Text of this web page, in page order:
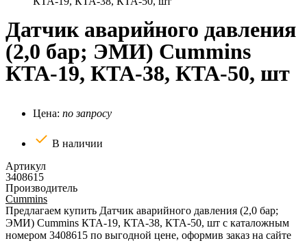
Датчик аварийного давления
(2,0 бар; ЭМИ) Cummins
КТА-19, КТА-38, КТА-50, шт
Цена: по запросу
В наличии
Артикул
3408615
Производитель
Cummins
Предлагаем купить Датчик аварийного давления (2,0 бар;
ЭМИ) Cummins КТА-19, КТА-38, КТА-50, шт с каталожным
номером 3408615 по выгодной цене, оформив заказ на сайте